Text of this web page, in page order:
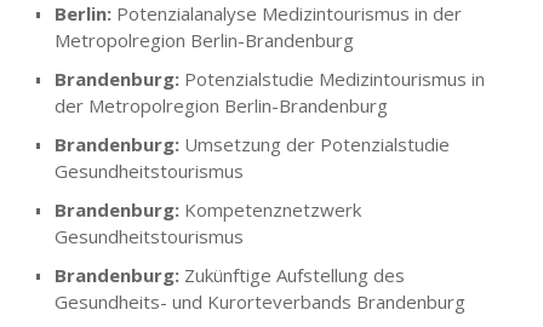
Berlin: Potenzialanalyse Medizintourismus in der
Metropolregion Berlin-Brandenburg
Brandenburg: Potenzialstudie Medizintourismus in
der Metropolregion Berlin-Brandenburg
Brandenburg: Umsetzung der Potenzialstudie
Gesundheitstourismus
Brandenburg: Kompetenznetzwerk
Gesundheitstourismus
Brandenburg: Zukünftige Aufstellung des
Gesundheits- und Kurorteverbands Brandenburg